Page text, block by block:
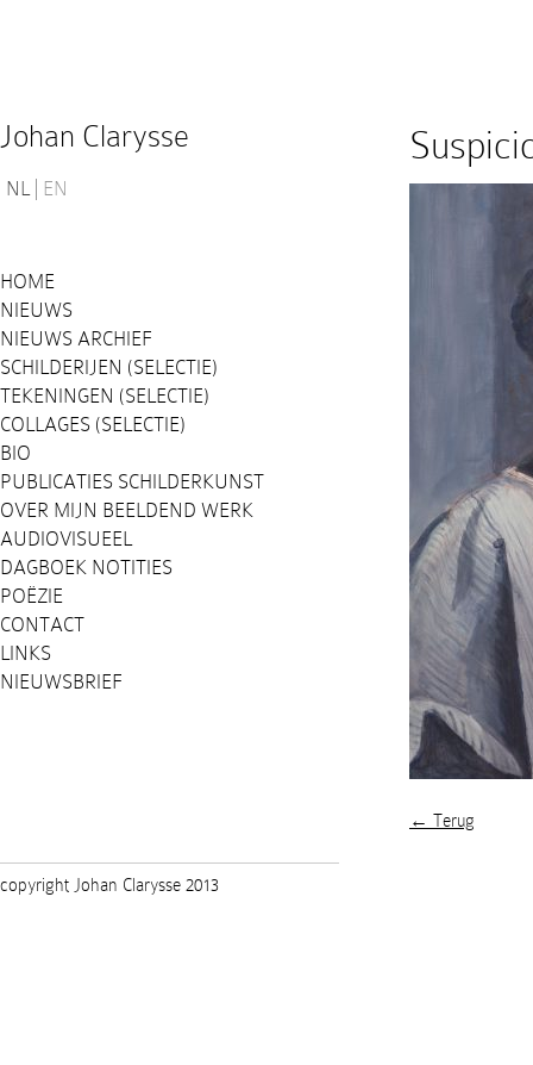
Johan Clarysse
NL EN
HOME
NIEUWS
NIEUWS ARCHIEF
SCHILDERIJEN (SELECTIE)
TEKENINGEN (SELECTIE)
COLLAGES (SELECTIE)
BIO
PUBLICATIES SCHILDERKUNST
OVER MIJN BEELDEND WERK
AUDIOVISUEEL
DAGBOEK NOTITIES
POËZIE
CONTACT
LINKS
NIEUWSBRIEF
← Terug
copyright Johan Clarysse 2013